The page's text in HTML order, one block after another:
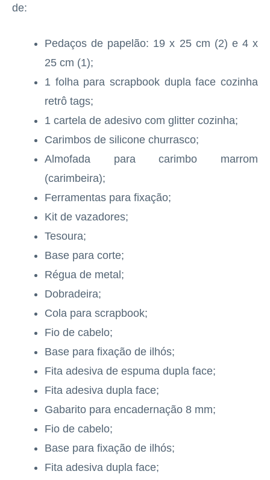
de:
Pedaços de papelão: 19 x 25 cm (2) e 4 x
25 cm (1);
1 folha para scrapbook dupla face cozinha
retrô tags;
1 cartela de adesivo com glitter cozinha;
Carimbos de silicone churrasco;
Almofada para carimbo marrom
(carimbeira);
Ferramentas para fixação;
Kit de vazadores;
Tesoura;
Base para corte;
Régua de metal;
Dobradeira;
Cola para scrapbook;
Fio de cabelo;
Base para fixação de ilhós;
Fita adesiva de espuma dupla face;
Fita adesiva dupla face;
Gabarito para encadernação 8 mm;
Fio de cabelo;
Base para fixação de ilhós;
Fita adesiva dupla face;